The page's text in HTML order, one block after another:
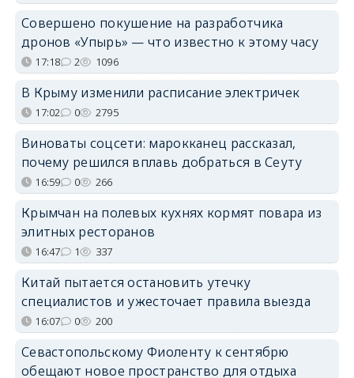
Совершено покушение на разработчика
дронов «Упырь» — что известно к этому часу
17:18 2 1096
В Крыму изменили расписание электричек
17:02 0 2795
Виноваты соцсети: марокканец рассказал,
почему решился вплавь добраться в Сеуту
16:59 0 266
Крымчан на полевых кухнях кормят повара из
элитных ресторанов
16:47 1 337
Китай пытается остановить утечку
специалистов и ужесточает правила выезда
16:07 0 200
Севастопольскому Фиоленту к сентябрю
обещают новое пространство для отдыха